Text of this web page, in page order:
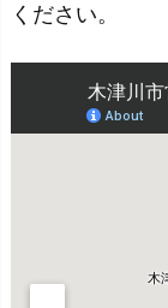
ください。